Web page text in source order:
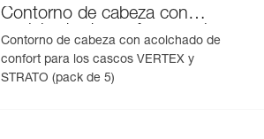
Contorno de cabeza con
acolchado de confort para los
cascos VERTEX®y STRATO®
Contorno de cabeza con acolchado de
confort para los cascos VERTEX y
STRATO (pack de 5)